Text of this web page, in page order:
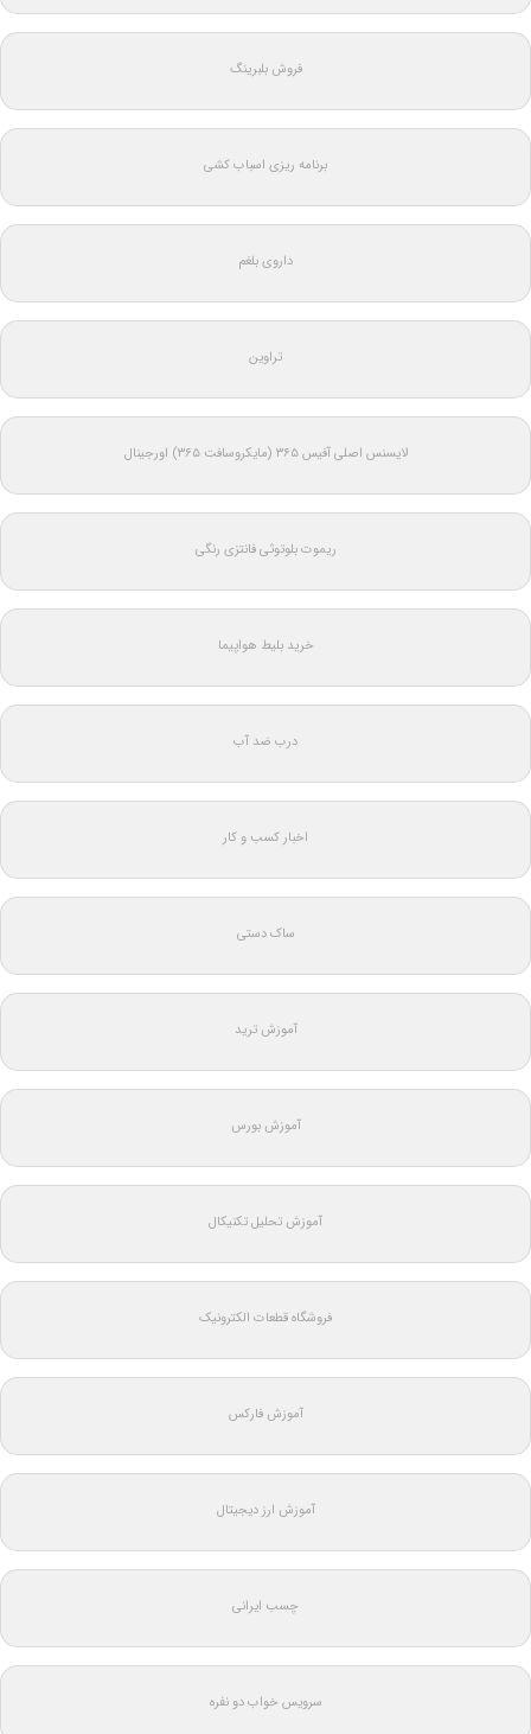
فروش بلبرینگ
برنامه ریزی اسباب کشی
داروی بلغم
تراوین
لایسنس اصلی آفیس ۳۶۵ (مایکروسافت ۳۶۵) اورجینال
ریموت بلوتوثی فانتزی رنگی
خرید بلیط هواپیما
درب ضد آب
اخبار کسب و کار
ساک دستی
آموزش ترید
آموزش بورس
آموزش تحلیل تکنیکال
فروشگاه قطعات الکترونیک
آموزش فارکس
آموزش ارز دیجیتال
چسب ایرانی
سرویس خواب دو نفره